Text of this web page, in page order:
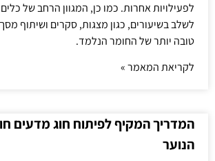
לפעילויות אחרות. כמו כן, המגוון הרחב של כלים
לשלב בשיעורים, כגון מצגות, סקרים ושיתוף
טובה יותר של החומר הנלמד.
לקריאת המאמר »
המדריך המקיף לפיתוח חוג מדעים
הנוער